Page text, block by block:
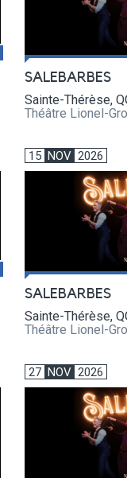
SALEBARBES
Sainte-Thérèse,
Théâtre Lionel-
15 NOV 2026
SALEBARBES
Sainte-Thérèse,
Théâtre Lionel-
27 NOV 2026